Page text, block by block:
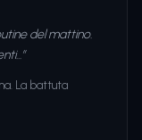
del mattino.
La battuta